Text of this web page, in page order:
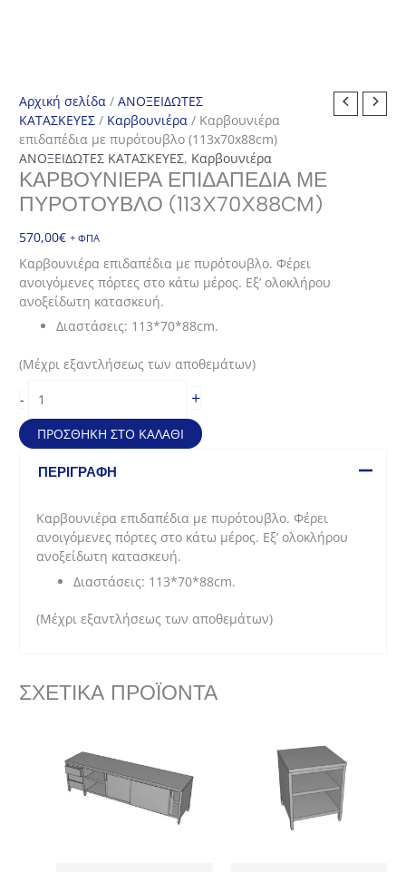
Αρχική σελίδα /ΑΝΟΞΕΙΔΩΤΕΣ
ΚΑΤΑΣΚΕΥΕΣ / Καρβουνιέρα / Καρβουνιέρα
επιδαπέδια με πυρότουβλο (113x70x88cm)
ΑΝΟΞΕΙΔΩΤΕΣ ΚΑΤΑΣΚΕΥΕΣ, Καρβουνιέρα
ΚΑΡΒΟΥΝΙΈΡΑ ΕΠΙΔΑΠΈΔΙΑ ΜΕ
ΠΥΡΌΤΟΥΒΛΟ (113X70X88CM)
570,00€ + ΦΠΑ
Καρβουνιέρα επιδαπέδια με πυρότουβλο. Φέρει
ανοιγόμενες πόρτες στο κάτω μέρος. Εξ’ ολοκλήρου
ανοξείδωτη κατασκευή.
Διαστάσεις: 113*70*88cm.
(Μέχρι εξαντλήσεως των αποθεμάτων)
-
επιδαπέδια
με
πυρότουβλο
(113x70x88cm)
+
ΠΡΟΣΘΉΚΗ ΣΤΟ ΚΑΛΆΘΙ
ΠΕΡΙΓΡΑΦΉ
Καρβουνιέρα επιδαπέδια με πυρότουβλο. Φέρει
ανοιγόμενες πόρτες στο κάτω μέρος. Εξ’ ολοκλήρου
ανοξείδωτη κατασκευή.
Διαστάσεις: 113*70*88cm.
(Μέχρι εξαντλήσεως των αποθεμάτων)
ΣΧΕΤΙΚΆ ΠΡΟΪΌΝΤΑ